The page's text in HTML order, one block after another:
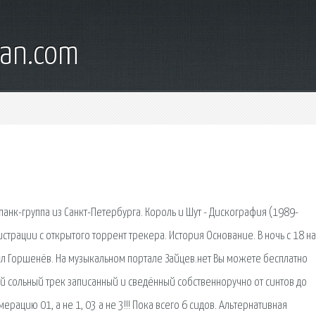
группа из Санкт-Петербурга. Король и Шут - Дискография (1989-
с открытого торрент трекера. История Основание. В ночь с 18 на
На музыкальном портале Зайцев.нет Вы можете бесплатно
трек записанный и сведённый собственноручно от синтов до
01, а не 1, 03 а не 3!!! Пока всего 6 сидов. Альтернативная